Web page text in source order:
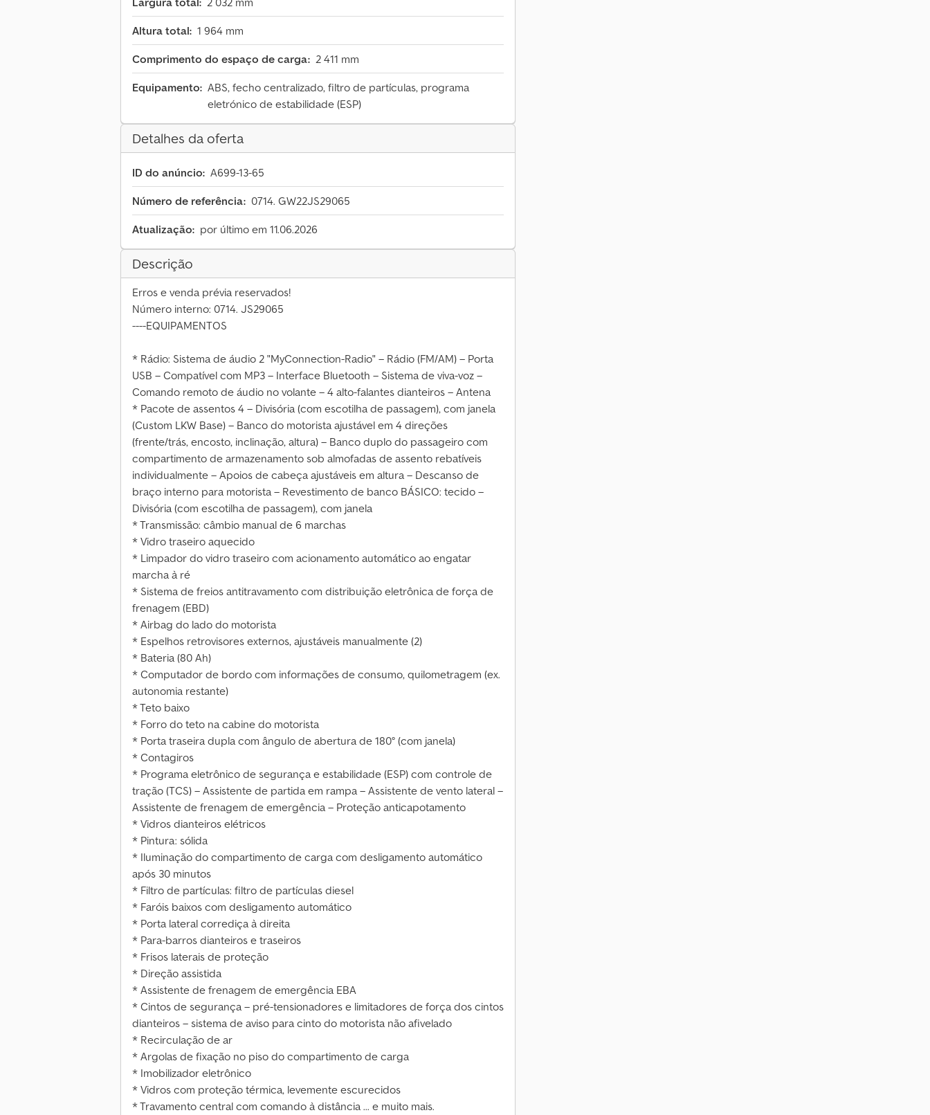
Altura total: 1 964 mm
Comprimento do espaço de carga: 2 411 mm
Equipamento: ABS, fecho centralizado, filtro de partículas, programa
eletrónico de estabilidade (ESP)
Detalhes da oferta
ID do anúncio: A699-13-65
Número de referência: 0714. GW22JS29065
Atualização: por último em 11.06.2026
Descrição
Erros e venda prévia reservados!
Número interno: 0714. JS29065
----EQUIPAMENTOS
* Rádio: Sistema de áudio 2 "MyConnection-Radio" – Rádio (FM/AM) – Porta
USB – Compatível com MP3 – Interface Bluetooth – Sistema de viva-voz –
Comando remoto de áudio no volante – 4 alto-falantes dianteiros – Antena
* Pacote de assentos 4 – Divisória (com escotilha de passagem), com janela
(Custom LKW Base) – Banco do motorista ajustável em 4 direções
(frente/trás, encosto, inclinação, altura) – Banco duplo do passageiro com
compartimento de armazenamento sob almofadas de assento rebatíveis
individualmente – Apoios de cabeça ajustáveis em altura – Descanso de
braço interno para motorista – Revestimento de banco BÁSICO: tecido –
Divisória (com escotilha de passagem), com janela
* Transmissão: câmbio manual de 6 marchas
* Vidro traseiro aquecido
* Limpador do vidro traseiro com acionamento automático ao engatar
marcha à ré
* Sistema de freios antitravamento com distribuição eletrônica de força de
frenagem (EBD)
* Airbag do lado do motorista
* Espelhos retrovisores externos, ajustáveis manualmente (2)
* Bateria (80 Ah)
* Computador de bordo com informações de consumo, quilometragem (ex.
autonomia restante)
* Teto baixo
* Forro do teto na cabine do motorista
* Porta traseira dupla com ângulo de abertura de 180° (com janela)
* Contagiros
* Programa eletrônico de segurança e estabilidade (ESP) com controle de
tração (TCS) – Assistente de partida em rampa – Assistente de vento lateral –
Assistente de frenagem de emergência – Proteção anticapotamento
* Vidros dianteiros elétricos
* Pintura: sólida
* Iluminação do compartimento de carga com desligamento automático
após 30 minutos
* Filtro de partículas: filtro de partículas diesel
* Faróis baixos com desligamento automático
* Porta lateral corrediça à direita
* Para-barros dianteiros e traseiros
* Frisos laterais de proteção
* Direção assistida
* Assistente de frenagem de emergência EBA
* Cintos de segurança – pré-tensionadores e limitadores de força dos cintos
dianteiros – sistema de aviso para cinto do motorista não afivelado
* Recirculação de ar
* Argolas de fixação no piso do compartimento de carga
* Imobilizador eletrônico
* Vidros com proteção térmica, levemente escurecidos
* Travamento central com comando à distância ... e muito mais.